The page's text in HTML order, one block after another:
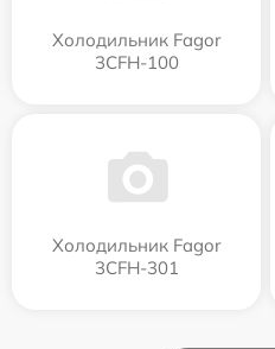
Холодильник Fagor
3CFH-100
Холодильник Fagor
3CFH-301